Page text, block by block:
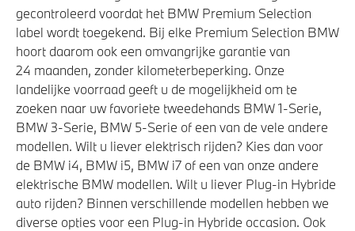
gecontroleerd voordat het BMW Premium Selection
label wordt toegekend. Bij elke Premium Selection BMW
hoort daarom ook een omvangrijke garantie van
24 maanden, zonder kilometerbeperking. Onze
landelijke voorraad geeft u de mogelijkheid om te
zoeken naar uw favoriete tweedehands BMW 1-Serie,
BMW 3-Serie, BMW 5-Serie of een van de vele andere
modellen. Wilt u liever elektrisch rijden? Kies dan voor
de BMW i4, BMW i5, BMW i7 of een van onze andere
elektrische BMW modellen. Wilt u liever Plug-in Hybride
auto rijden? Binnen verschillende modellen hebben we
diverse opties voor een Plug-in Hybride occasion. Ook